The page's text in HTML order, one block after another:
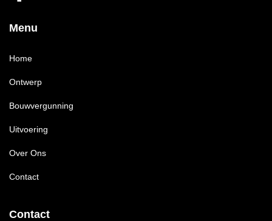
Menu
Home
Ontwerp
Bouwvergunning
Uitvoering
Over Ons
Contact
Contact